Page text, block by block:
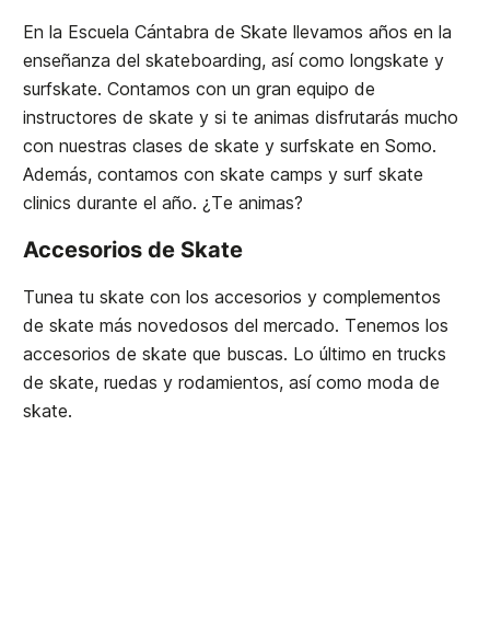
En la Escuela Cántabra de Skate llevamos años en la
enseñanza del skateboarding, así como longskate y
surfskate. Contamos con un gran equipo de
instructores de skate y si te animas disfrutarás mucho
con nuestras clases de skate y surfskate en Somo.
Además, contamos con skate camps y surf skate
clinics durante el año. ¿Te animas?
Accesorios de Skate
Tunea tu skate con los accesorios y complementos
de skate más novedosos del mercado. Tenemos los
accesorios de skate que buscas. Lo último en trucks
de skate, ruedas y rodamientos, así como moda de
skate.